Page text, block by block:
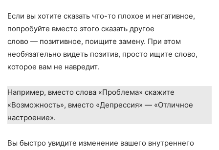
Если вы хотите сказать что-то плохое и негативное,
попробуйте вместо этого сказать другое
слово — позитивное, поищите замену. При этом
необязательно видеть позитив, просто ищите слово,
которое вам не навредит.
Например, вместо слова «Проблема» скажите
«Возможность», вместо «Депрессия» — «Отличное
настроение».
Вы быстро увидите изменение вашего внутреннего